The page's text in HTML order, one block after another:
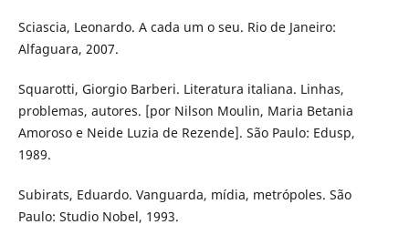
Sciascia, Leonardo. A cada um o seu. Rio de Janeiro:
Alfaguara, 2007.
Squarotti, Giorgio Barberi. Literatura italiana. Linhas,
problemas, autores. [por Nilson Moulin, Maria Betania
Amoroso e Neide Luzia de Rezende]. São Paulo: Edusp,
1989.
Subirats, Eduardo. Vanguarda, mídia, metrópoles. São
Paulo: Studio Nobel, 1993.